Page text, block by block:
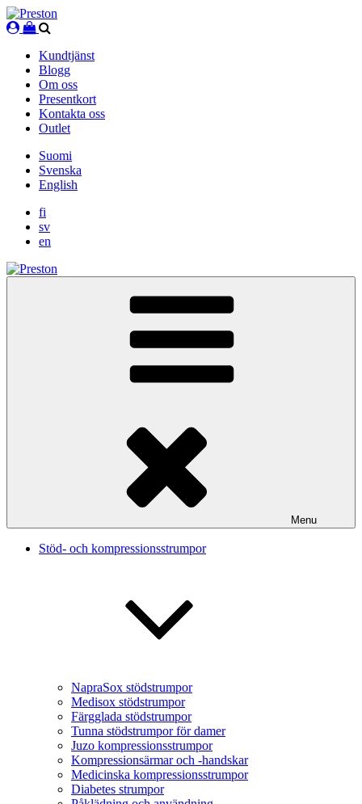
Skip
to
Kundtjänst
Blogg
Om oss
Presentkort
Kontakta oss
Outlet
Suomi
Svenska
English
fi
sv
en
Menu
Stöd- och kompressionsstrumpor
NapraSox stödstrumpor
Medisox stödstrumpor
Färgglada stödstrumpor
Tunna stödstrumpor för damer
Juzo kompressionsstrumpor
Kompressionsärmar och -handskar
Medicinska kompressionsstrumpor
Diabetes strumpor